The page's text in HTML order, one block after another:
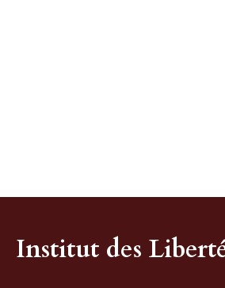
Institut des